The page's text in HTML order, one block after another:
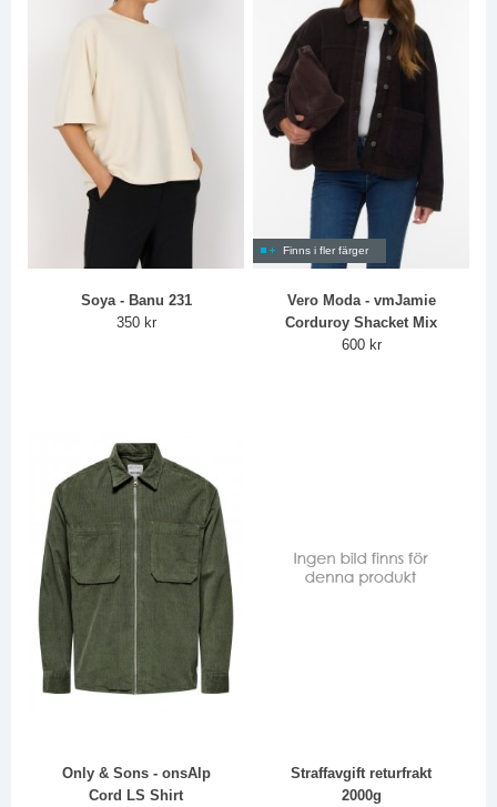
Soya - Banu 231
350 kr
Finns i fler färger
Vero Moda - vmJamie
Corduroy Shacket Mix
600 kr
Only & Sons - onsAlp
Cord LS Shirt
Straffavgift returfrakt
2000g